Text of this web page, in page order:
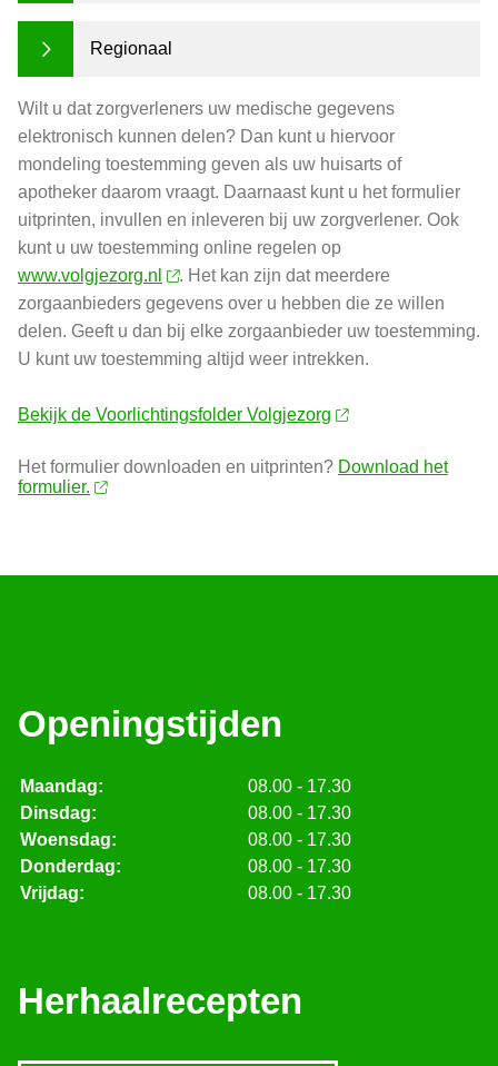
Regionaal
Wilt u dat zorgverleners uw medische gegevens
elektronisch kunnen delen? Dan kunt u hiervoor
mondeling toestemming geven als uw huisarts of
apotheker daarom vraagt. Daarnaast kunt u het formulier
uitprinten, invullen en inleveren bij uw zorgverlener. Ook
kunt u uw toestemming online regelen op
www.volgjezorg.nl
. Het kan zijn dat meerdere
zorgaanbieders gegevens over u hebben die ze willen
delen. Geeft u dan bij elke zorgaanbieder uw toestemming.
U kunt uw toestemming altijd weer intrekken.
Bekijk de Voorlichtingsfolder Volgjezorg
Het formulier downloaden en uitprinten? Download het
formulier.
Openingstijden
Maandag:
08.00 - 17.30
Dinsdag:
08.00 - 17.30
Woensdag:
08.00 - 17.30
Donderdag:
08.00 - 17.30
Vrijdag:
08.00 - 17.30
Herhaalrecepten